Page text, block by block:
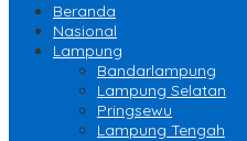
Beranda
Nasional
Lampung
Bandarlampung
Lampung Selatan
Pringsewu
Lampung Tengah